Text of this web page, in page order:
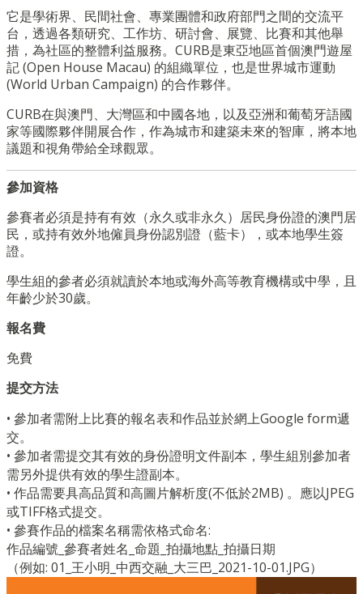
它是學術界、民間社會、專業團體和政府部門之間的交流平
台，透過各類研究、工作坊、研討會、展覽、比賽和其他舉
措，為社區的整體利益服務。CURB是東亞地區首個澳門遊屋
記 (Open House Macau) 的組織單位，也是世界城市運動
(World Urban Campaign) 的合作夥伴。
CURB在與澳門、大灣區和中國各地，以及亞洲和葡萄牙語國
家等國際夥伴開展合作，作為城市和建築未來的智庫，將本地
議題和視角帶給全球觀眾。
參加資格
參賽者必須是持有有效（永久或非永久）居民身份證的澳門居
民，或持有效外地僱員身份認別證（藍卡），或本地學生簽
證。
學生組的參者必須就讀於本地或海外高等教育機構或中學，且
年齡少於30歲。
報名費
免費
提交方法
• 參加者需附上比賽的報名表和作品並於網上Google form遞
交。
• 參加者需提交其有效的身份證明文件副本，學生組別參加者
需另外提供有效的學生證副本。
• 作品需要具高品質和高圖片解析度(不低於2MB) 。應以JPEG
或TIFF格式提交。
• 參賽作品的檔案名稱需依格式命名:
作品編號_參賽者姓名_命題_拍攝地點_拍攝日期
（例如: 01_王小明_中西交融_大三巴_2021-10-01.JPG）